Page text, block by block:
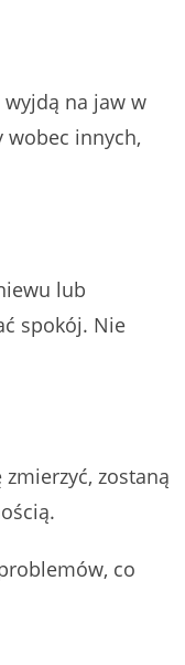
wyjdą na jaw w
wobec innych,
lub
spokój. Nie
zostaną
co